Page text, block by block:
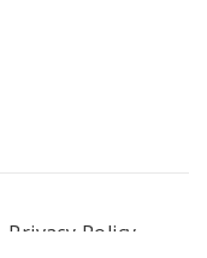
Privacy Policy